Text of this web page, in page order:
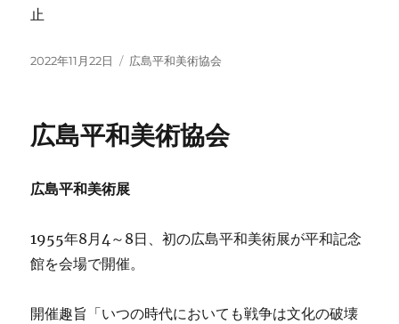
止
投
2022年11月22日
カ
ー
広島平和美術協会
広島平和美術協会
広島平和美術展
1955年8月4～8日、初の広島平和美術展が平和記念
館を会場で開催。
開催趣旨「いつの時代においても戦争は文化の破壊